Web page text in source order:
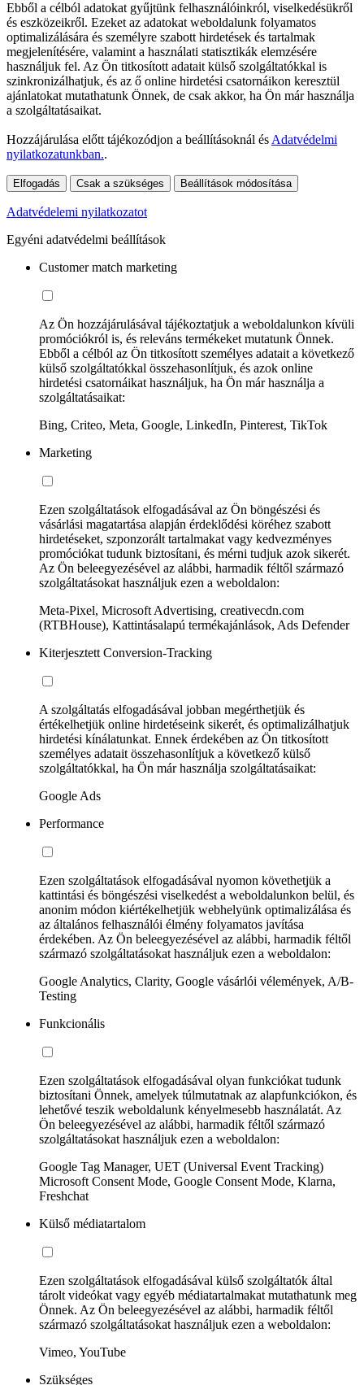
Ebből a célból adatokat gyűjtünk felhasználóinkról, viselkedésükről
és eszközeikről. Ezeket az adatokat weboldalunk folyamatos
optimalizálására és személyre szabott hirdetések és tartalmak
megjelenítésére, valamint a használati statisztikák elemzésére
használjuk fel. Az Ön titkosított adatait külső szolgáltatókkal is
szinkronizálhatjuk, és az ő online hirdetési csatornáikon keresztül
ajánlatokat mutathatunk Önnek, de csak akkor, ha Ön már használja
a szolgáltatásaikat.
Hozzájárulása előtt tájékozódjon a beállításoknál ésAdatvédelmi
nyilatkozatunkban..
Elfogadás Csak a szükséges Beállítások módosítása
Adatvédelemi nyilatkozatot
Egyéni adatvédelmi beállítások
Customer match marketing
Az Ön hozzájárulásával tájékoztatjuk a weboldalunkon kívüli
promóciókról is, és releváns termékeket mutatunk Önnek.
Ebből a célból az Ön titkosított személyes adatait a következő
külső szolgáltatókkal összehasonlítjuk, és azok online
hirdetési csatornáikat használjuk, ha Ön már használja a
szolgáltatásaikat:
Bing, Criteo, Meta, Google, LinkedIn, Pinterest, TikTok
Marketing
Ezen szolgáltatások elfogadásával az Ön böngészési és
vásárlási magatartása alapján érdeklődési köréhez szabott
hirdetéseket, szponzorált tartalmakat vagy kedvezményes
promóciókat tudunk biztosítani, és mérni tudjuk azok sikerét.
Az Ön beleegyezésével az alábbi, harmadik féltől származó
szolgáltatásokat használjuk ezen a weboldalon:
Meta-Pixel, Microsoft Advertising, creativecdn.com
(RTBHouse), Kattintásalapú termékajánlások, Ads Defender
Kiterjesztett Conversion-Tracking
A szolgáltatás elfogadásával jobban megérthetjük és
értékelhetjük online hirdetéseink sikerét, és optimalizálhatjuk
hirdetési kínálatunkat. Ennek érdekében az Ön titkosított
személyes adatait összehasonlítjuk a következő külső
szolgáltatókkal, ha Ön már használja szolgáltatásaikat:
Google Ads
Performance
Ezen szolgáltatások elfogadásával nyomon követhetjük a
kattintási és böngészési viselkedést a weboldalunkon belül, és
anonim módon kiértékelhetjük webhelyünk optimalizálása és
az általános felhasználói élmény folyamatos javítása
érdekében. Az Ön beleegyezésével az alábbi, harmadik féltől
származó szolgáltatásokat használjuk ezen a weboldalon:
Google Analytics, Clarity, Google vásárlói vélemények, A/B-
Testing
Funkcionális
Ezen szolgáltatások elfogadásával olyan funkciókat tudunk
biztosítani Önnek, amelyek túlmutatnak az alapfunkciókon, és
lehetővé teszik weboldalunk kényelmesebb használatát. Az
Ön beleegyezésével az alábbi, harmadik féltől származó
szolgáltatásokat használjuk ezen a weboldalon:
Google Tag Manager, UET (Universal Event Tracking)
Microsoft Consent Mode, Google Consent Mode, Klarna,
Freshchat
Külső médiatartalom
Ezen szolgáltatások elfogadásával külső szolgáltatók által
tárolt videókat vagy egyéb médiatartalmakat mutathatunk meg
Önnek. Az Ön beleegyezésével az alábbi, harmadik féltől
származó szolgáltatásokat használjuk ezen a weboldalon:
Vimeo, YouTube
Szükséges